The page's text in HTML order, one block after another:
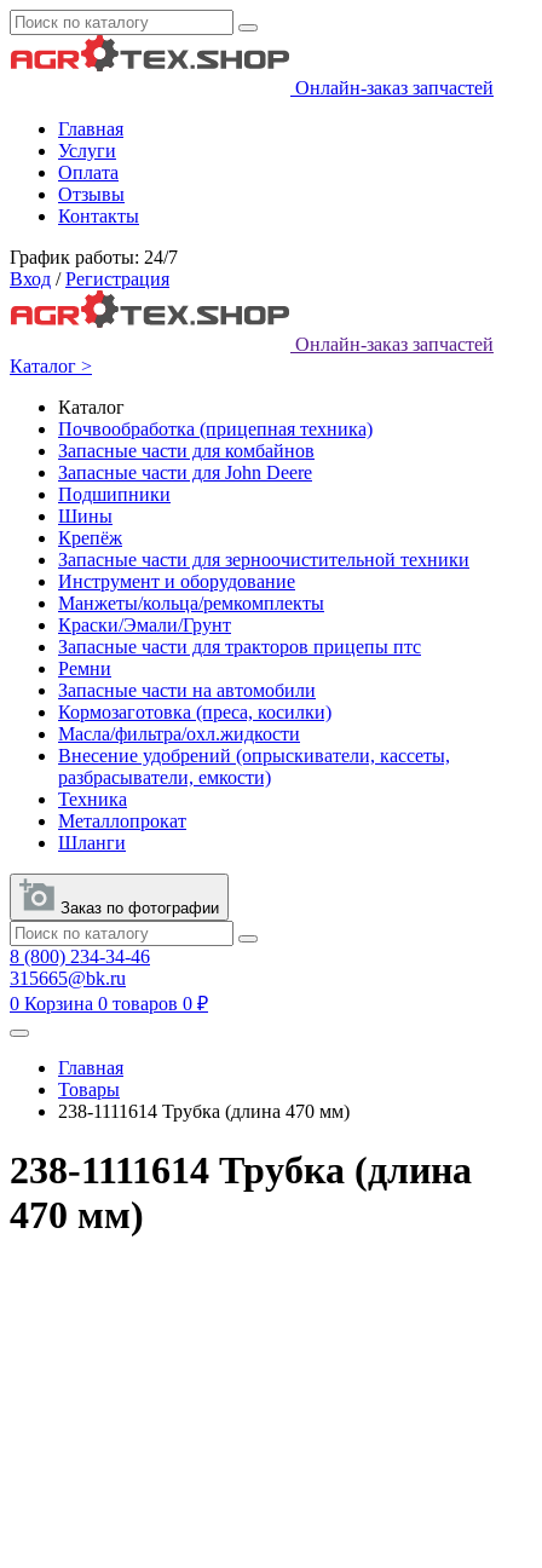
Онлайн-заказ запчастей
Главная
Услуги
Оплата
Отзывы
Контакты
График работы: 24/7
Вход / Регистрация
Онлайн-заказ запчастей
Каталог >
Каталог
Почвообработка (прицепная техника)
Запасные части для комбайнов
Запасные части для John Deere
Подшипники
Шины
Крепёж
Запасные части для зерноочистительной техники
Инструмент и оборудование
Манжеты/кольца/ремкомплекты
Краски/Эмали/Грунт
Запасные части для тракторов прицепы птс
Ремни
Запасные части на автомобили
Кормозаготовка (преса, косилки)
Масла/фильтра/охл.жидкости
Внесение удобрений (опрыскиватели, кассеты,
разбрасыватели, емкости)
Техника
Металлопрокат
Шланги
Заказ по фотографии
8 (800) 234-34-46
315665@bk.ru
0 Корзина 0 товаров 0 ₽
Главная
Товары
238-1111614 Трубка (длина 470 мм)
238-1111614 Трубка (длина
470 мм)